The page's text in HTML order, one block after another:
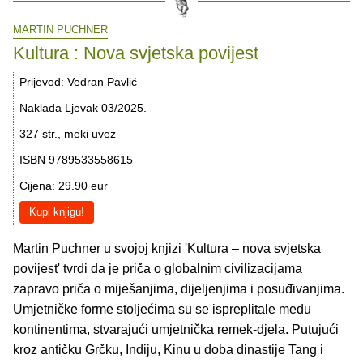
MARTIN PUCHNER
Kultura : Nova svjetska povijest
Prijevod: Vedran Pavlić
Naklada Ljevak 03/2025.
327 str., meki uvez
ISBN 9789533558615
Cijena: 29.90 eur
Kupi knjigu!
Martin Puchner u svojoj knjizi 'Kultura – nova svjetska
povijest' tvrdi da je priča o globalnim civilizacijama
zapravo priča o miješanjima, dijeljenjima i posuđivanjima.
Umjetničke forme stoljećima su se ispreplitale među
kontinentima, stvarajući umjetnička remek-djela. Putujući
kroz antičku Grčku, Indiju, Kinu u doba dinastije Tang i